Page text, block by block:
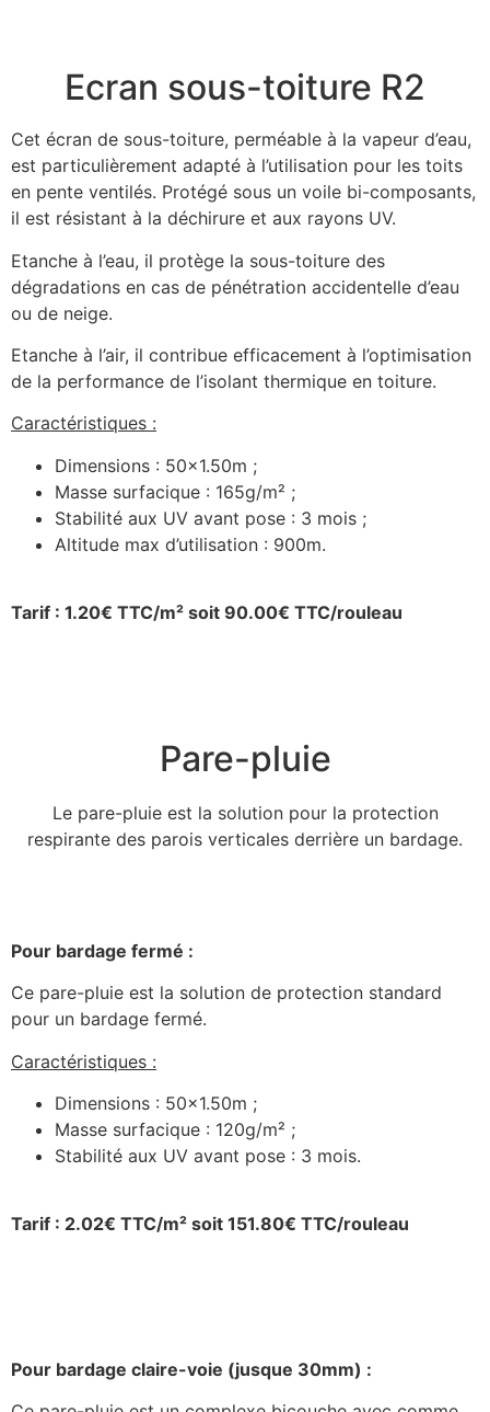
Ecran sous-toiture R2
Cet écran de sous-toiture, perméable à la vapeur d’eau,
est particulièrement adapté à l’utilisation pour les toits
en pente ventilés. Protégé sous un voile bi-composants,
il est résistant à la déchirure et aux rayons UV.
Etanche à l’eau, il protège la sous-toiture des
dégradations en cas de pénétration accidentelle d’eau
ou de neige.
Etanche à l’air, il contribue efficacement à l’optimisation
de la performance de l’isolant thermique en toiture.
Caractéristiques :
Dimensions : 50×1.50m ;
Masse surfacique : 165g/m² ;
Stabilité aux UV avant pose : 3 mois ;
Altitude max d’utilisation : 900m.
Tarif : 1.20€ TTC/m² soit 90.00€ TTC/rouleau
Pare-pluie
Le pare-pluie est la solution pour la protection
respirante des parois verticales derrière un bardage.
Pour bardage fermé :
Ce pare-pluie est la solution de protection standard
pour un bardage fermé.
Caractéristiques :
Dimensions : 50×1.50m ;
Masse surfacique : 120g/m² ;
Stabilité aux UV avant pose : 3 mois.
Tarif : 2.02€ TTC/m² soit 151.80€ TTC/rouleau
Pour bardage claire-voie (jusque 30mm) :